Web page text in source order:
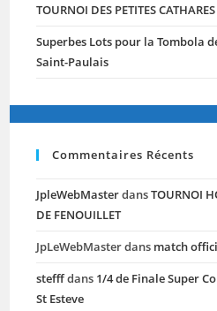
TOURNOI DES PETITES CATHARES
Superbes Lots pour la Tombola
Saint-Paulais
Commentaires Récents
JpleWebMasterdansTOURNOI
DE FENOUILLET
JpLeWebMasterdans match
stefffdans 1/4 de Finale Super
St Esteve